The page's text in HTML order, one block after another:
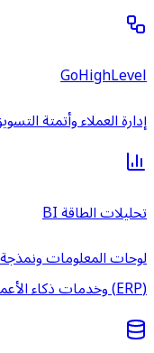
GoHighLevel
إدارة العملاء وأتمتة
تحليلات الطاقة BI
لوحات المعلومات
(ERP) وخدمات ذكاء الأعمال المُدارة.